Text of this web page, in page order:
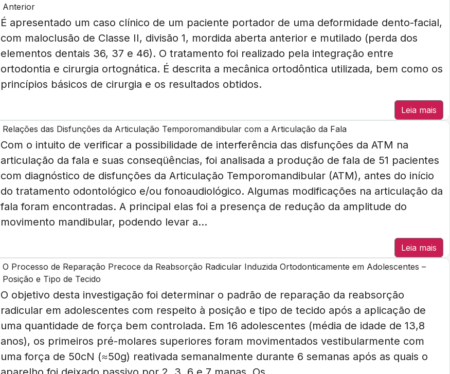
Anterior
É apresentado um caso clínico de um paciente portador de uma deformidade dento-facial,
com maloclusão de Classe II, divisão 1, mordida aberta anterior e mutilado (perda dos
elementos dentais 36, 37 e 46). O tratamento foi realizado pela integração entre
ortodontia e cirurgia ortognática. É descrita a mecânica ortodôntica utilizada, bem como os
princípios básicos de cirurgia e os resultados obtidos.
Leia mais
Relações das Disfunções da Articulação Temporomandibular com a Articulação da Fala
Com o intuito de verificar a possibilidade de interferência das disfunções da ATM na
articulação da fala e suas conseqüências, foi analisada a produção de fala de 51 pacientes
com diagnóstico de disfunções da Articulação Temporomandibular (ATM), antes do início
do tratamento odontológico e/ou fonoaudiológico. Algumas modificações na articulação da
fala foram encontradas. A principal elas foi a presença de redução da amplitude do
movimento mandibular, podendo levar a...
Leia mais
O Processo de Reparação Precoce da Reabsorção Radicular Induzida Ortodonticamente em Adolescentes –
Posição e Tipo de Tecido
O objetivo desta investigação foi determinar o padrão de reparação da reabsorção
radicular em adolescentes com respeito à posição e tipo de tecido após a aplicação de
uma quantidade de força bem controlada. Em 16 adolescentes (média de idade de 13,8
anos), os primeiros pré-molares superiores foram movimentados vestibularmente com
uma força de 50cN (≈50g) reativada semanalmente durante 6 semanas após as quais o